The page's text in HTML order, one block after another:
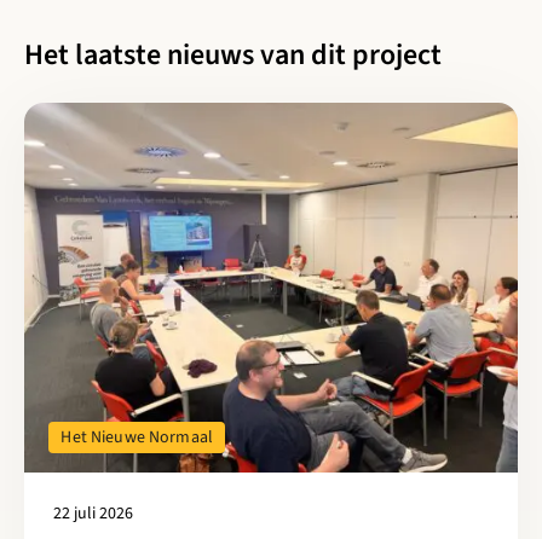
Het laatste nieuws van dit project
22 juli 2026
Het Nieuwe Normaal
Lees meer over Samen versnellen naar een circulaire